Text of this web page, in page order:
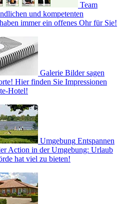
Team
und kompetenten
immer ein offenes Ohr für Sie!
Galerie Bilder sagen
Hier finden Sie Impressionen
Hotel!
Umgebung Entspannen
Action in der Umgebung: Urlaub
hat viel zu bieten!